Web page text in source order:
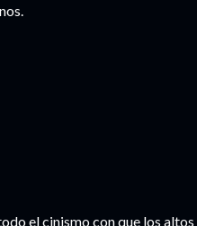
el cinismo con que los